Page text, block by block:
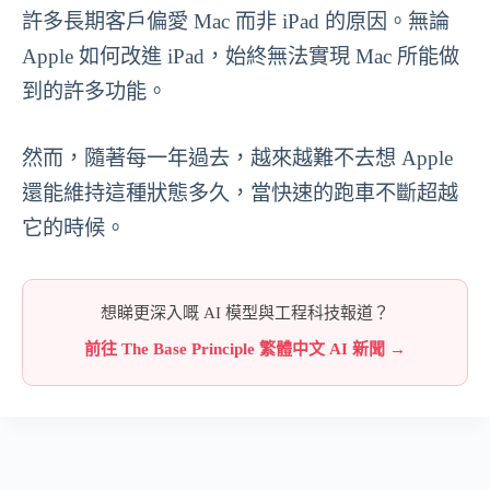
許多長期客戶偏愛 Mac 而非 iPad 的原因。無論
Apple 如何改進 iPad，始終無法實現 Mac 所能做
到的許多功能。
然而，隨著每一年過去，越來越難不去想 Apple
還能維持這種狀態多久，當快速的跑車不斷超越
它的時候。
想睇更深入嘅 AI 模型與工程科技報道？
前往 The Base Principle 繁體中文 AI 新聞 →